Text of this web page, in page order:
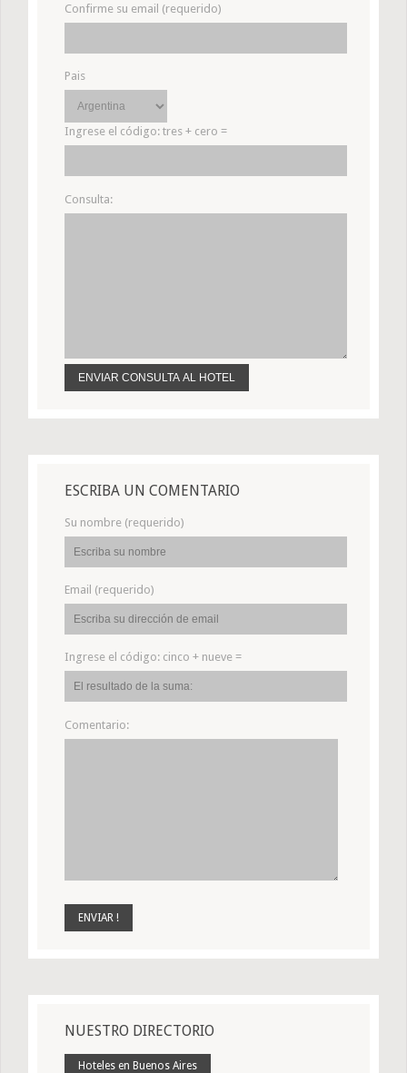
Confirme su email (requerido)
Pais
Ingrese el código: tres + cero =
Consulta:
ESCRIBA UN COMENTARIO
Su nombre (requerido)
Email (requerido)
Ingrese el código: cinco + nueve =
Comentario:
NUESTRO DIRECTORIO
Hoteles en Buenos Aires